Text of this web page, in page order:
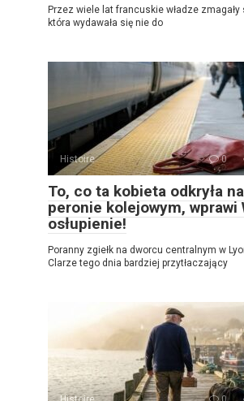
Przez wiele lat francuskie władze zmagały
która wydawała się nie do
Histoire 0
To, co ta kobieta odkryła
peronie kolejowym, wprawi
osłupienie!
Poranny zgiełk na dworcu centralnym w
Clarze tego dnia bardziej przytłaczający